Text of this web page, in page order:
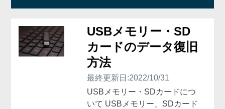
USBメモリー・SD
カードのデータ復旧
方法
最終更新日:2022/10/31
USBメモリー・SDカードにつ
いて USBメモリー、SDカード